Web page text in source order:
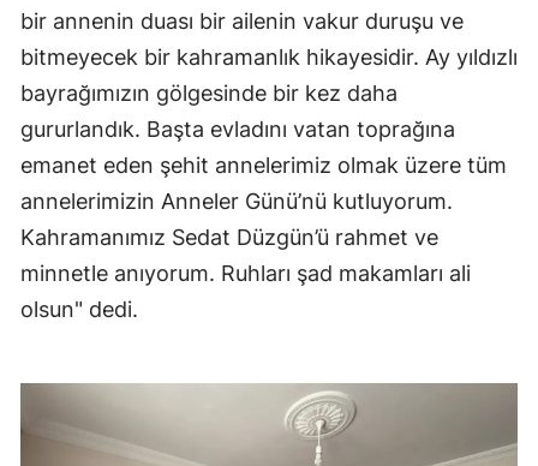
Hakkari
Hatay
Isparta
Mersin
İstanbul
İzmir
Kırklareli
bir annenin duası bir ailenin vakur duruşu ve
bitmeyecek bir kahramanlık hikayesidir. Ay yıldızlı
bayrağımızın gölgesinde bir kez daha
gururlandık. Başta evladını vatan toprağına
emanet eden şehit annelerimiz olmak üzere tüm
annelerimizin Anneler Günü’nü kutluyorum.
Kahramanımız Sedat Düzgün’ü rahmet ve
minnetle anıyorum. Ruhları şad makamları ali
olsun" dedi.